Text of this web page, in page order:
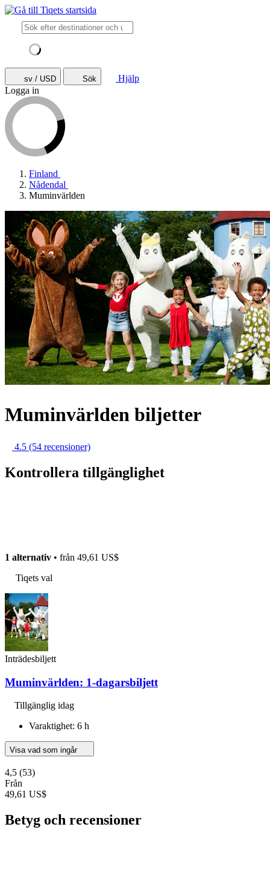
sv / USD Sök
Hjälp
Logga in
Finland
Nådendal
Muminvärlden
Muminvärlden biljetter
4.5 (54 recensioner)
Kontrollera tillgänglighet
1 alternativ • från 49,61 US$
Tiqets val
Inträdesbiljett
Muminvärlden: 1-dagarsbiljett
Tillgänglig idag
Varaktighet: 6 h
Visa vad som ingår
4,5 (53)
Från
49,61 US$
Betyg och recensioner